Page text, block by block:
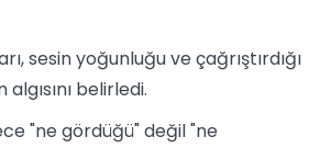
sesin yoğunluğu ve çağrıştırdığı
belirledi.
"ne gördüğü" değil "ne